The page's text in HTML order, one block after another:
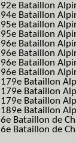
92e Bataillon
94e Bataillon
95e Bataillon
95e Bataillon
96e Bataillon
96e Bataillon
96e Bataillon
96e Bataillon
179e Bataillon
179e Bataillon
179e Bataillon
189e Bataillon
6e Bataillon de
6e Bataillon de